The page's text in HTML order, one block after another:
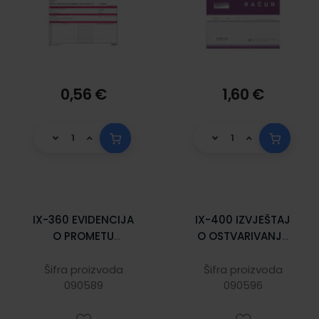
0,56 € 1,60 €
IX-360 EVIDENCIJA
O PROMETU
Knjiga 200
stranica, 29,7 x 21
Šifra proizvoda
090589
IX-400 IZVJEŠTAJ
O OSTVARIVANJU
PLAĆANJA PDV-a;
Komplet 2 lista, 21
Šifra proizvoda
090596